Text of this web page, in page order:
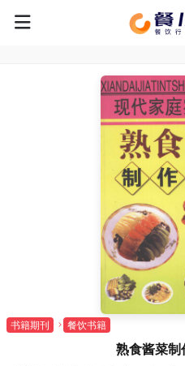
书籍期刊 餐饮书籍
熟食酱菜制